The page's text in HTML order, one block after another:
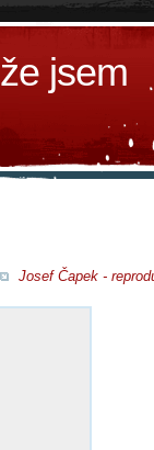
jsem
Josef Čapek -